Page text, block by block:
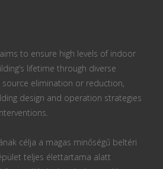
to ensure high levels of indoor
lifetime through diverse
elimination or reduction,
design and operation strategies
célja a magas minőségű beltéri
teljes élettartama alatt